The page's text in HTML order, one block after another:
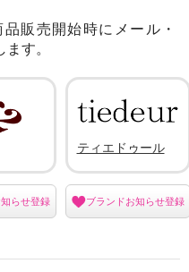
ティエドゥール 艶めく色合い ラ
ーコットン エアリーストール
販売開始時にメール・
す。
らせ登録
ティエドゥール
ブランドお知らせ登録